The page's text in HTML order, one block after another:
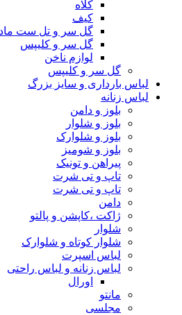
کلاه
کیف
گل سر و تل ست
گل سر و کلیپس
لوازم ناخن
گل سر و کلیپس
لباس بارداری و سایز بزرگ
لباس زنانه
بلوز و دامن
بلوز و شلوار
بلوز و شلوارک
بلوز و شومیز
پیراهن و تونیک
تاپ و تی شرت
تاپ و تی شرت
دامن
ژاکت ،کاپشن و پالتو
شلوار
شلوار کوتاه و شلوارک
لباس اسپرت
لباس زنانه و لباس راحتی
اورال
مانتو
مجلسی